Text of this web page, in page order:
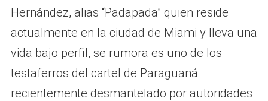
Hernández, alias “Padapada” quien reside
actualmente en la ciudad de Miami y lleva una
vida bajo perfil, se rumora es uno de los
testaferros del cartel de Paraguaná
recientemente desmantelado por autoridades